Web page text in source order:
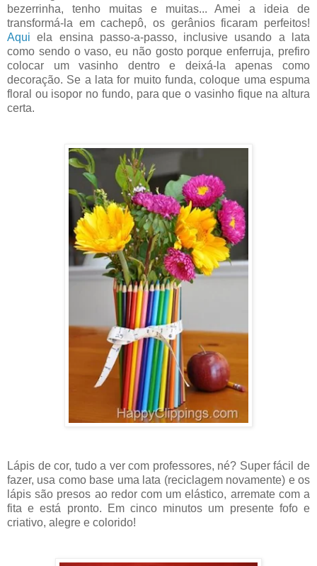
bezerrinha, tenho muitas e muitas... Amei a ideia de
transformá-la em cachepô, os gerânios ficaram perfeitos!
Aqui ela ensina passo-a-passo, inclusive usando a lata
como sendo o vaso, eu não gosto porque enferruja, prefiro
colocar um vasinho dentro e deixá-la apenas como
decoração. Se a lata for muito funda, coloque uma espuma
floral ou isopor no fundo, para que o vasinho fique na altura
certa.
Lápis de cor, tudo a ver com professores, né? Super fácil de
fazer, usa como base uma lata (reciclagem novamente) e os
lápis são presos ao redor com um elástico, arremate com a
fita e está pronto. Em cinco minutos um presente fofo e
criativo, alegre e colorido!